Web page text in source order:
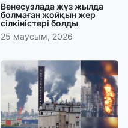
Венесуэлада жүз жылда
болмаған жойқын жер
сілкіністері болды
25 маусым, 2026